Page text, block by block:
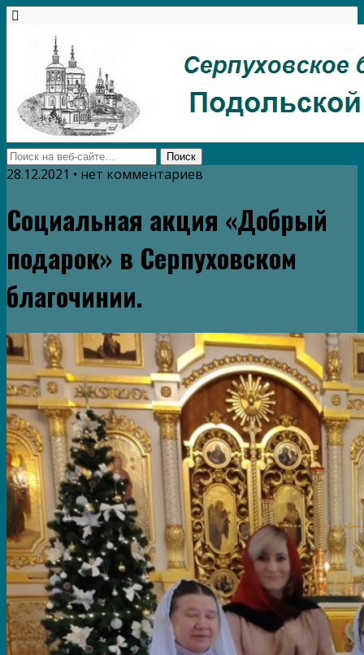
28.12.2021 • нет комментариев
Социальная акция «Добрый
подарок» в Серпуховском
благочинии.